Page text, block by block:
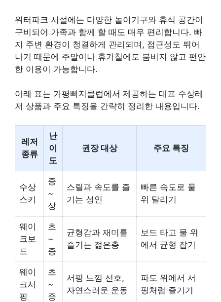
워터파크 시설에는 다양한 놀이기구와 휴식 공간이
구비되어 가족과 함께 할 때도 매우 편리합니다. 빠
지 주변 환경이 청결하게 관리되며, 접근성도 뛰어
나기 때문에 주말이나 휴가철에도 붐비지 않고 편안
한 이용이 가능합니다.
아래 표는 가평빠지클럽에서 제공하는 대표 수상레
저 상품과 주요 특징을 간략히 정리한 내용입니다.
레저
종류
난
이
도
권장 대상 주요 특징
수상
스키
중
~
상
스릴과 속도를 즐
기는 성인
빠른 속도로 물
위 달리기
웨이
크보
드
초
~
중
균형감과 재미를
즐기는 젊은층
보드 타고 물 위
에서 균형 잡기
웨이
크서
핑
초
~
중
서핑 느낌 선호,
자연스러운 운동
파도 위에서 서
핑처럼 즐기기